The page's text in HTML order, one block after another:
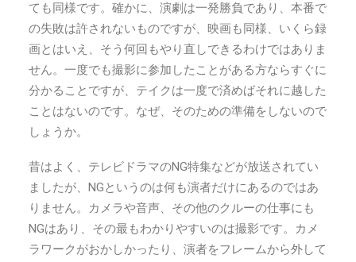
ても同様です。確かに、演劇は一発勝負であり、本番で
の失敗は許されないものですが、映画も同様、いくら録
画とはいえ、そう何回もやり直しできるわけではありま
せん。一度でも撮影に参加したことがある方ならすぐに
分かることですが、テイクは一度で済めばそれに越した
ことはないのです。なぜ、そのための準備をしないので
しょうか。
昔はよく、テレビドラマのNG特集などが放送されてい
ましたが、NGというのは何も演者だけにあるのではあ
りません。カメラや音声、その他のクルーの仕事にも
NGはあり、その最もわかりやすいのは撮影です。カメ
ラワークがおかしかったり、演者をフレームから外して